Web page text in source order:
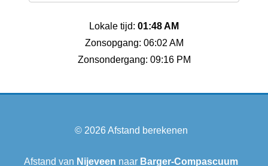
Lokale tijd: 01:48 AM
Zonsopgang: 06:02 AM
Zonsondergang: 09:16 PM
© 2026Afstand berekenen
Afstand van Nijeveen naar Barger-Compascuum